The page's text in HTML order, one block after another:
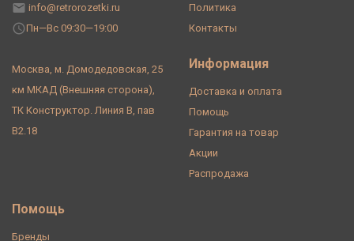
info@retrorozetki.ru
Пн—Вс 09:30—19:00
Москва, м. Домодедовская, 25
км МКАД (Внешняя сторона),
ТК Конструктор. Линия В, пав
В2.18
Политика
Контакты
Информация
Доставка и оплата
Помощь
Гарантия на товар
Акции
Распродажа
Помощь
Бренды